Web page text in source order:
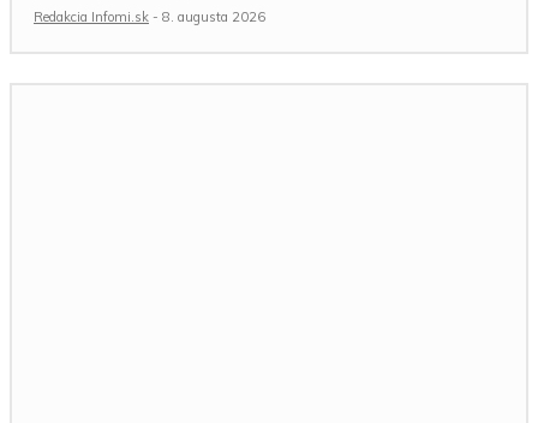
Redakcia Infomi.sk - 8. augusta 2026